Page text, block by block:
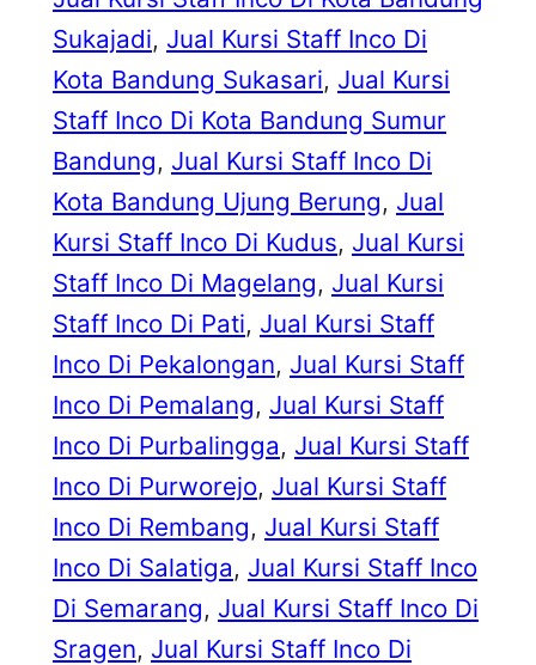
Sukajadi, Jual Kursi Staff Inco Di
Kota Bandung Sukasari, Jual Kursi
Staff Inco Di Kota Bandung Sumur
Bandung, Jual Kursi Staff Inco Di
Kota Bandung Ujung Berung, Jual
Kursi Staff Inco Di Kudus, Jual Kursi
Staff Inco Di Magelang, Jual Kursi
Staff Inco Di Pati, Jual Kursi Staff
Inco Di Pekalongan, Jual Kursi Staff
Inco Di Pemalang, Jual Kursi Staff
Inco Di Purbalingga, Jual Kursi Staff
Inco Di Purworejo, Jual Kursi Staff
Inco Di Rembang, Jual Kursi Staff
Inco Di Salatiga, Jual Kursi Staff Inco
Di Semarang, Jual Kursi Staff Inco Di
Sragen, Jual Kursi Staff Inco Di